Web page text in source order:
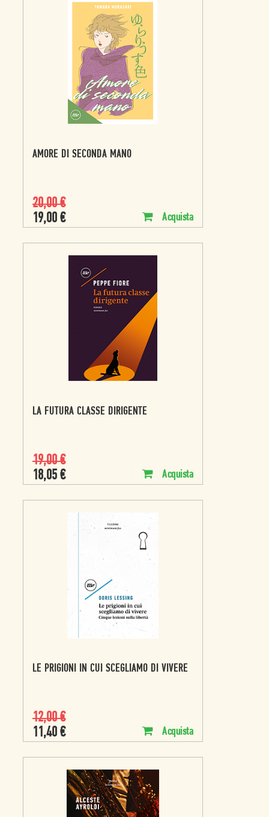
AMORE DI SECONDA MANO
20,00€
19,00 € Acquista
LA FUTURA CLASSE DIRIGENTE
19,00€
18,05 € Acquista
LE PRIGIONI IN CUI SCEGLIAMO DI VIVERE
12,00€
11,40 € Acquista